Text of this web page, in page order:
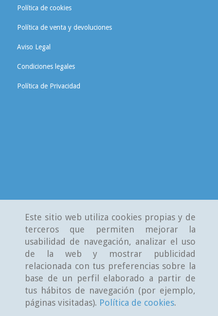
Este sitio web utiliza cookies propias y de
terceros que permiten mejorar la
usabilidad de navegación, analizar el uso
de la web y mostrar publicidad
relacionada con tus preferencias sobre la
base de un perfil elaborado a partir de
tus hábitos de navegación (por ejemplo,
páginas visitadas). Política de cookies.
Política de cookies
Política de venta y devoluciones
Aviso Legal
Condiciones legales
Política de Privacidad